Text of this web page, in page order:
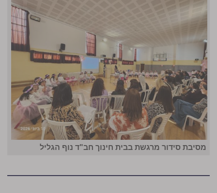
מסיבת סידור מרגשת בבית חינוך חב"ד נוף הגליל